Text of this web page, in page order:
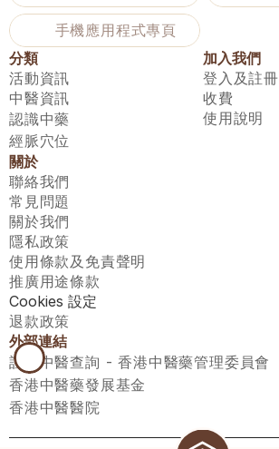
手機應用程式專頁
分類
活動資訊
中醫資訊
認識中藥
經脈穴位
加入我們
登入及註冊
收費
使用說明
關於
聯絡我們
常見問題
關於我們
隱私政策
使用條款及免責聲明
推廣用途條款
Cookies 設定
退款政策
外部連結
註冊中醫查詢 - 香港中醫藥管理委員會
香港中醫藥發展基金
香港中醫醫院